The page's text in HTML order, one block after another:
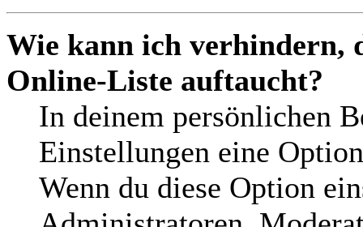
Wie kann ich verhindern,
Online-Liste auftaucht?
In deinem persönlichen
Einstellungen eine
Wenn du diese Option